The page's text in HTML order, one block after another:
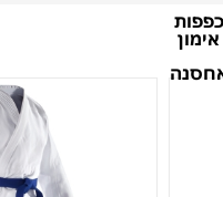
כפפות
אימון